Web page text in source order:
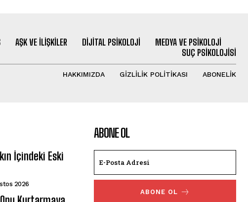
AŞK VE İLIŞKILER DIJITAL PSIKOLOJI
MEDYA VE PSIKOLOJI
SUÇ PSIKOLOJISI
HAKKIMIZDA GIZLILIK POLITIKASI ABONELIK
İçindeki Eski
2026
ABONE OL
ABONE OL